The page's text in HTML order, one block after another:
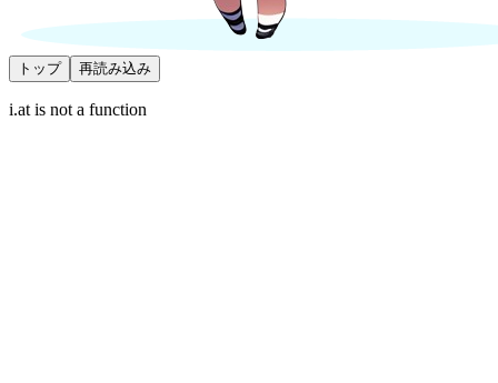
トップ 再読み込み
i.at is not a function